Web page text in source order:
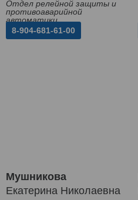
Отдел релейной защиты и
противоаварийной
автоматики
8-904-681-61-00
Мушникова
Екатерина Николаевна